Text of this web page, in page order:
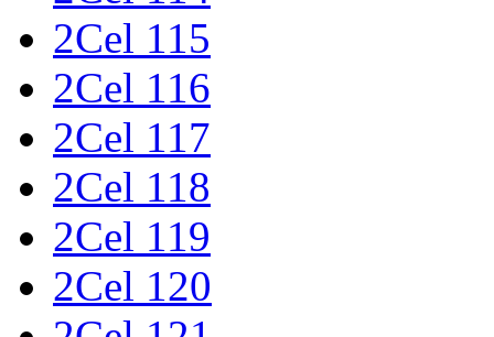
2Cel 115
2Cel 116
2Cel 117
2Cel 118
2Cel 119
2Cel 120